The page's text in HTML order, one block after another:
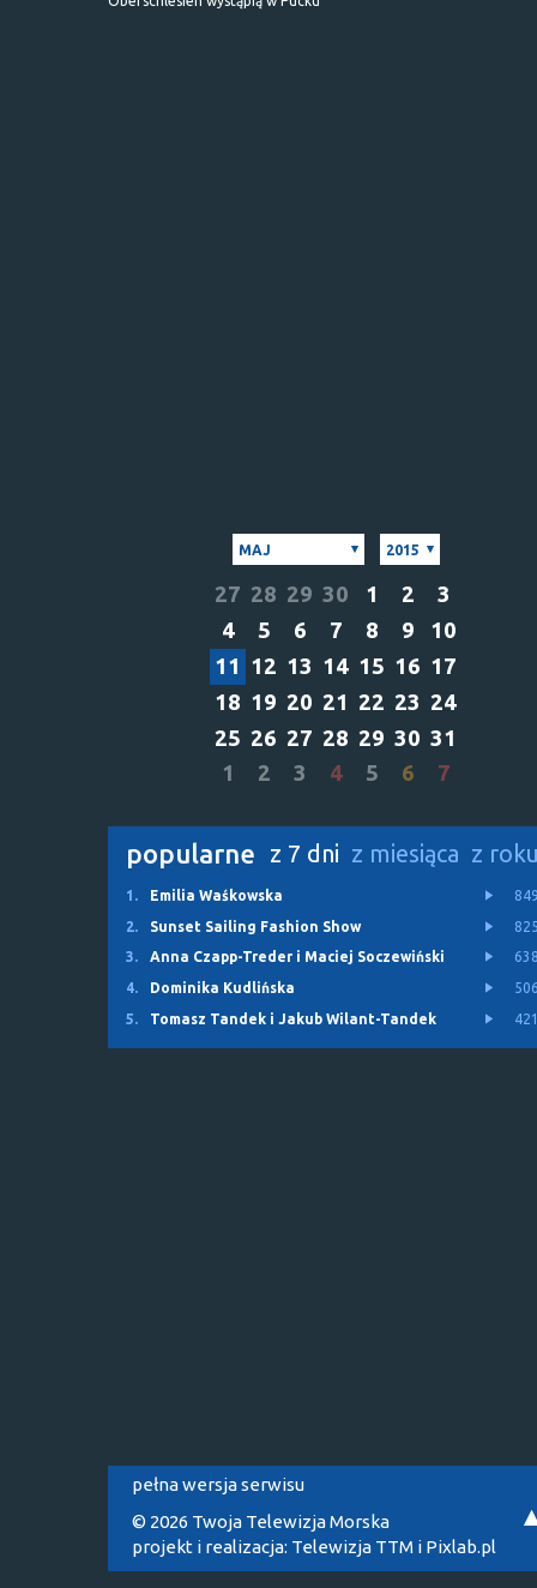
MAJ 2015
27 28 29 30 1 2
3
4
5 6 7 8 9
10
11 12 13 14 15 16 17
18 19 20 21 22 23 24
25 26 27 28 29 30 31
1
2 3 4 5 6 7
popularne z 7 dni z miesiąca z
1. Emilia Waśkowska
2.
Sunset Sailing Fashion Show
3.
Anna Czapp-Treder i Maciej Soczewiński
4.
Dominika Kudlińska
5.
Tomasz Tandek i Jakub Wilant-Tandek
pełna wersja serwisu
© 2026 Twoja Telewizja Morska
projekt i realizacja: Telewizja TTM i Pixlab.pl